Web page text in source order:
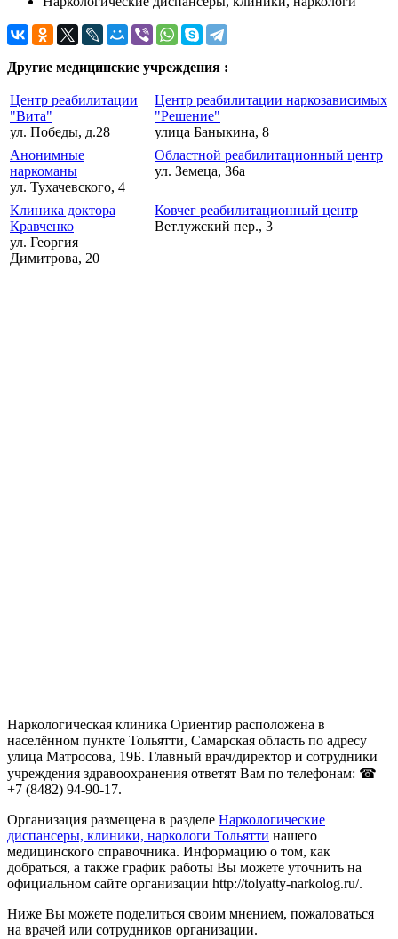
Другие медицинские учреждения :
Центр реабилитации
"Вита"
ул. Победы, д.28
Центр реабилитации наркозависимых
"Решение"
улица Баныкина, 8
Анонимные
наркоманы
ул. Тухачевского, 4
Областной реабилитационный центр
ул. Земеца, 36а
Клиника доктора
Кравченко
ул. Георгия
Димитрова, 20
Ковчег реабилитационный центр
Ветлужский пер., 3
Наркологическая клиника Ориентир расположена в
населённом пункте Тольятти, Самарская область по адресу
улица Матросова, 19Б. Главный врач/директор и сотрудники
учреждения здравоохранения ответят Вам по телефонам: ☎
+7 (8482) 94-90-17.
Организация размещена в разделе Наркологические
диспансеры, клиники, наркологи Тольятти нашего
медицинского справочника. Информацию о том, как
добраться, а также график работы Вы можете уточнить на
официальном сайте организации http://tolyatty-narkolog.ru/.
Ниже Вы можете поделиться своим мнением, пожаловаться
на врачей или сотрудников организации.